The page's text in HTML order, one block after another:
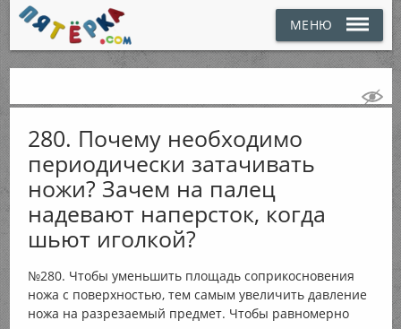
МЕНЮ
280. Почему необходимо
периодически затачивать
ножи? Зачем на палец
надевают наперсток, когда
шьют иголкой?
№280. Чтобы уменьшить площадь соприкосновения
ножа с поверхностью, тем самым увеличить давление
ножа на разрезаемый предмет. Чтобы равномерно